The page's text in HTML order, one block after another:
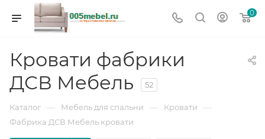
0
Кровати фабрики
ДСВ Мебель
52
Каталог — Мебель для спальни — Кровати —
Фабрика ДСВ Мебель кровати